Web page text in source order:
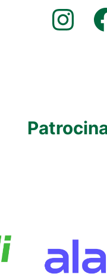
Instagram Facebook